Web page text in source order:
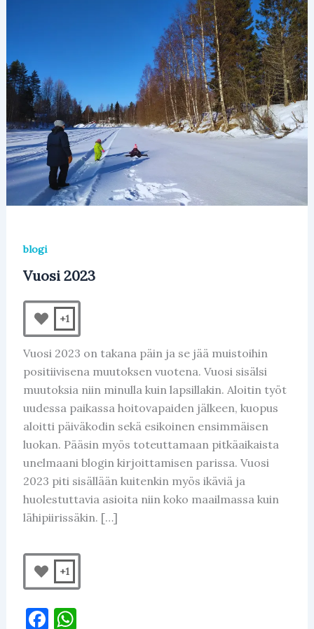
blogi
Vuosi 2023
+1
Vuosi 2023 on takana päin ja se jää muistoihin
positiivisena muutoksen vuotena. Vuosi sisälsi
muutoksia niin minulla kuin lapsillakin. Aloitin työt
uudessa paikassa hoitovapaiden jälkeen, kuopus
aloitti päiväkodin sekä esikoinen ensimmäisen
luokan. Pääsin myös toteuttamaan pitkäaikaista
unelmaani blogin kirjoittamisen parissa. Vuosi
2023 piti sisällään kuitenkin myös ikäviä ja
huolestuttavia asioita niin koko maailmassa kuin
lähipiirissäkin. […]
+1
F W